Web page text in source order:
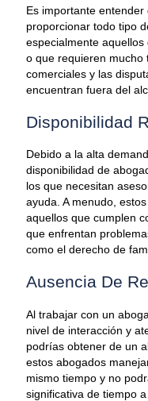
Es importante
proporcionar todo tipo
especialmente
o que requieren mucho
comerciales y las
encuentran fuera del
Disponibilidad
Debido a la alta
disponibilidad de
los que necesitan
ayuda. A menudo,
aquellos que cumplen
que enfrentan
como el derecho de
Ausencia De
Al trabajar con un
nivel de interacción y
podrías obtener de un
estos abogados
mismo tiempo y no
significativa de tiempo